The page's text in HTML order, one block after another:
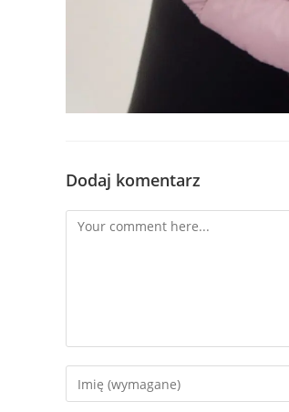
Dodaj komentarz
Comment
Enter
your